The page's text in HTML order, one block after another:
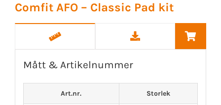
Comfit AFO – Classic Pad kit
Mått & Artikelnummer
Art.nr. Storlek